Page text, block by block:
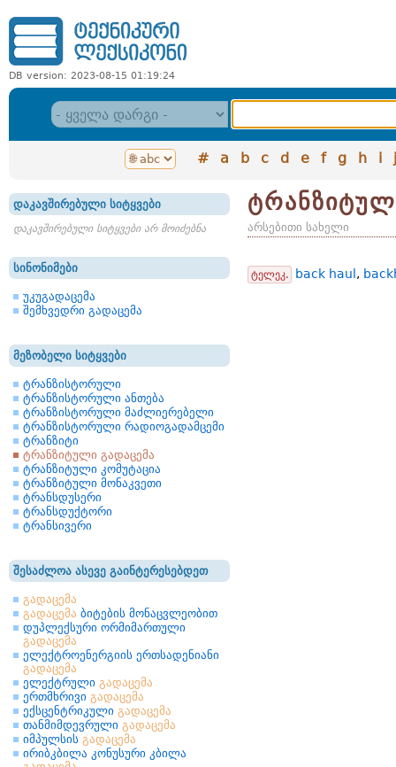
DB version: 2023-08-15 01:19:24
# a b c d e f g h i j
დაკავშირებული სიტყვები
დაკავშირებული სიტყვები არ მოიძებნა
სინონიმები
უკუგადაცემა
შემხვედრი გადაცემა
მეზობელი სიტყვები
ტრანზისტორული
ტრანზისტორული ანთება
ტრანზისტორული მაძლიერებელი
ტრანზისტორული რადიოგადამცემი
ტრანზიტი
ტრანზიტული გადაცემა
ტრანზიტული კომუტაცია
ტრანზიტული მონაკვეთი
ტრანსდუსერი
ტრანსდუქტორი
ტრანსივერი
შესაძლოა ასევე გაინტერესებდეთ
გადაცემა
გადაცემა ბიტების მონაცვლეობით
დუპლექსური ორმიმართული
გადაცემა
ელექტროენერგიის ერთსადენიანი
გადაცემა
ელექტრული გადაცემა
ერთმხრივი გადაცემა
ექსცენტრიკული გადაცემა
თანმიმდევრული გადაცემა
იმპულსის გადაცემა
ირიბკბილა კონუსური კბილა
არსებითი სახელი
ტელეკ. back haul ,